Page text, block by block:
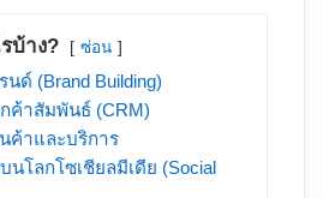
บ้าง? ซ่อน
ด์ (Brand Building)
ค้าสัมพันธ์ (CRM)
ค้าและบริการ
นโลกโซเชียลมีเดีย (Social